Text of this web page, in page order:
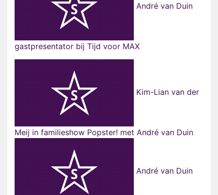
André van Duin
gastpresentator bij Tijd voor MAX
Kim-Lian van der
Meij in familieshow Popster! met André van Duin
André van Duin